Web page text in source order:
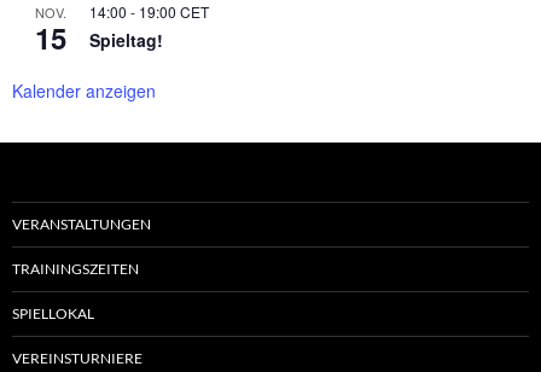
NOV.
15
14:00 - 19:00 CET
Spieltag!
Kalender anzeigen
VERANSTALTUNGEN
TRAININGSZEITEN
SPIELLOKAL
VEREINSTURNIERE